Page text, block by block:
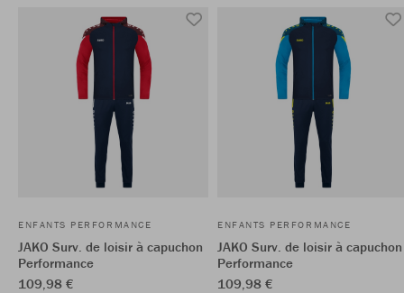
ENFANTS PERFORMANCE
JAKO Surv. de loisir à capuchon
Performance
109,98 €
ENFANTS PERFORMANCE
JAKO Surv. de loisir à capuchon
Performance
109,98 €